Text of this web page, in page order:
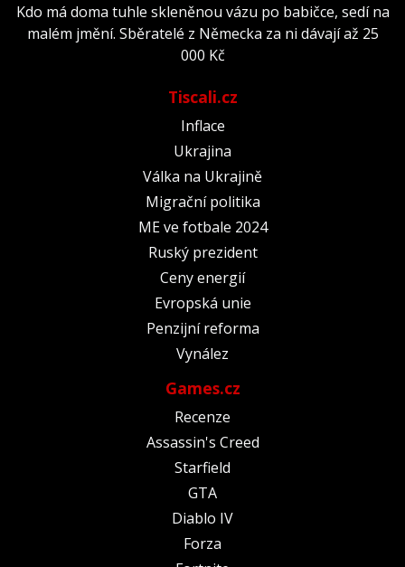
Kdo má doma tuhle skleněnou vázu po babičce, sedí na
malém jmění. Sběratelé z Německa za ni dávají až 25
000 Kč
Tiscali.cz
Inflace
Ukrajina
Válka na Ukrajině
Migrační politika
ME ve fotbale 2024
Ruský prezident
Ceny energií
Evropská unie
Penzijní reforma
Vynález
Games.cz
Recenze
Assassin's Creed
Starfield
GTA
Diablo IV
Forza